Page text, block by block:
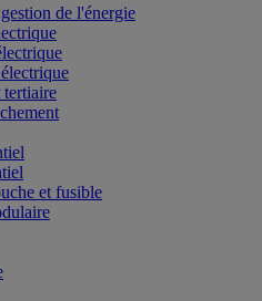
de l'énergie
tertiaire
et fusible